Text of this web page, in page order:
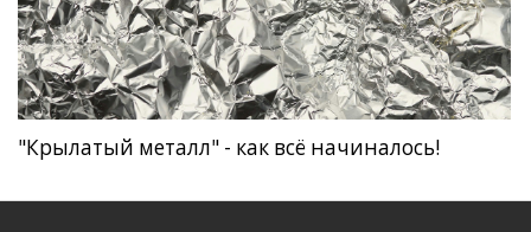
"Крылатый металл" - как всё начиналось!